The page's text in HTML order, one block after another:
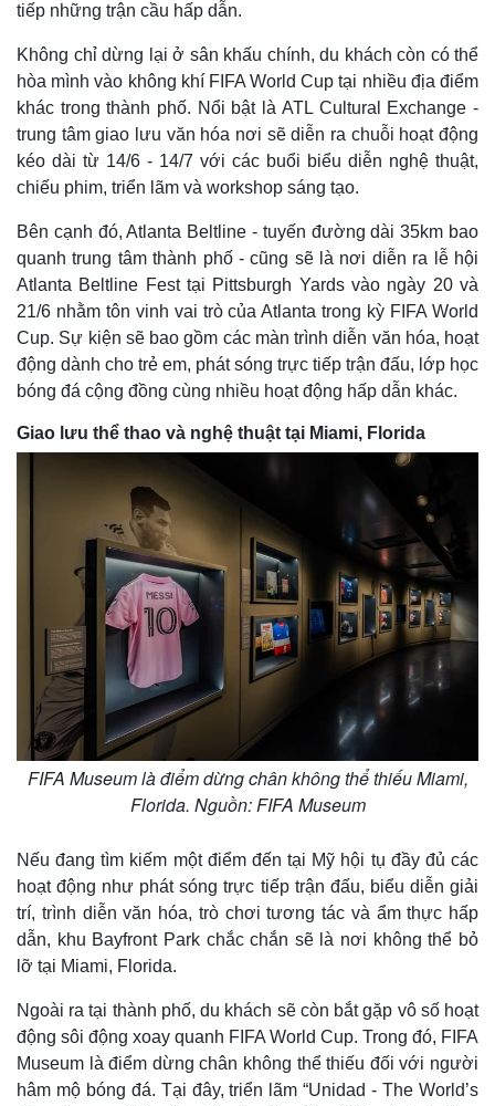
Vũ khí
tiếp những trận cầu hấp dẫn.
Không chỉ dừng lại ở sân khấu chính, du khách còn có thể
hòa mình vào không khí FIFA World Cup tại nhiều địa điểm
khác trong thành phố. Nổi bật là ATL Cultural Exchange -
trung tâm giao lưu văn hóa nơi sẽ diễn ra chuỗi hoạt động
kéo dài từ 14/6 - 14/7 với các buổi biểu diễn nghệ thuật,
chiếu phim, triển lãm và workshop sáng tạo.
Bên cạnh đó, Atlanta Beltline - tuyến đường dài 35km bao
quanh trung tâm thành phố - cũng sẽ là nơi diễn ra lễ hội
Atlanta Beltline Fest tại Pittsburgh Yards vào ngày 20 và
21/6 nhằm tôn vinh vai trò của Atlanta trong kỳ FIFA World
Cup. Sự kiện sẽ bao gồm các màn trình diễn văn hóa, hoạt
động dành cho trẻ em, phát sóng trực tiếp trận đấu, lớp học
bóng đá cộng đồng cùng nhiều hoạt động hấp dẫn khác.
Giao lưu thể thao và nghệ thuật tại Miami, Florida
FIFA Museum là điểm dừng chân không thể thiếu Miami,
Florida. Nguồn: FIFA Museum
Nếu đang tìm kiếm một điểm đến tại Mỹ hội tụ đầy đủ các
hoạt động như phát sóng trực tiếp trận đấu, biểu diễn giải
trí, trình diễn văn hóa, trò chơi tương tác và ẩm thực hấp
dẫn, khu Bayfront Park chắc chắn sẽ là nơi không thể bỏ
lỡ tại Miami, Florida.
Ngoài ra tại thành phố, du khách sẽ còn bắt gặp vô số hoạt
động sôi động xoay quanh FIFA World Cup. Trong đó, FIFA
Museum là điểm dừng chân không thể thiếu đối với người
hâm mộ bóng đá. Tại đây, triển lãm “Unidad - The World’s